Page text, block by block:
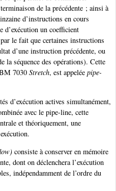
de la précédente ; ainsi à
d’instructions en cours
d’exécution un coefficient
le fait que certaines instructions
d’une instruction précédente, ou
la séquence des opérations). Cette
7030 Stretch, est appelée pipe-
d’exécution actives simultanément,
avec le pipe-line, cette
et théoriquement, une
consiste à conserver en mémoire
dont on déclenchera l’exécution
indépendamment de l’ordre du